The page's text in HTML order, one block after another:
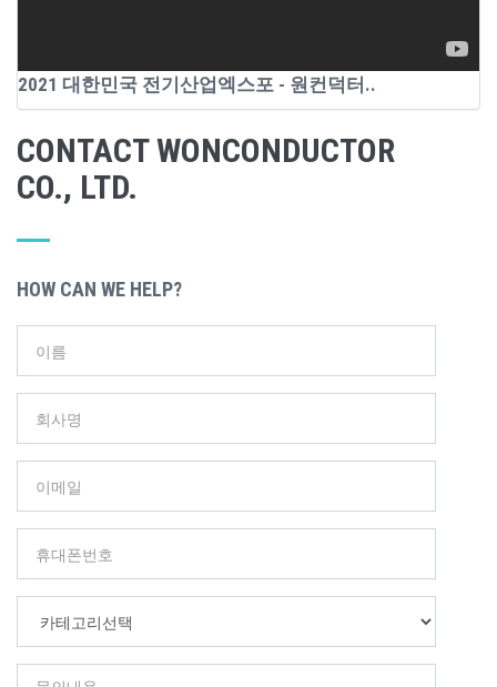
2021 대한민국 전기산업엑스포 - 원컨덕터..
CONTACT WONCONDUCTOR
CO., LTD.
HOW CAN WE HELP?